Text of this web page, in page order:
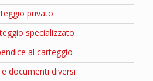
privato
specializzato
al carteggio
documenti diversi